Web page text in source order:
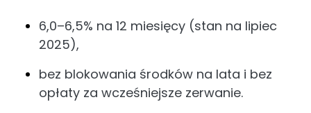
6,0–6,5% na 12 miesięcy (stan na lipiec
2025),
bez blokowania środków na lata i bez
opłaty za wcześniejsze zerwanie.